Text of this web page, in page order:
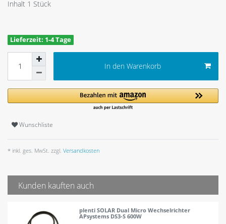
Inhalt 1 Stück
Lieferzeit: 1-4 Tage
In den Warenkorb
Wunschliste
* inkl. ges. MwSt. zzgl. Versandkosten
Kunden kauften auch
plenti SOLAR Dual Micro Wechselrichter
APsystems DS3-S 600W